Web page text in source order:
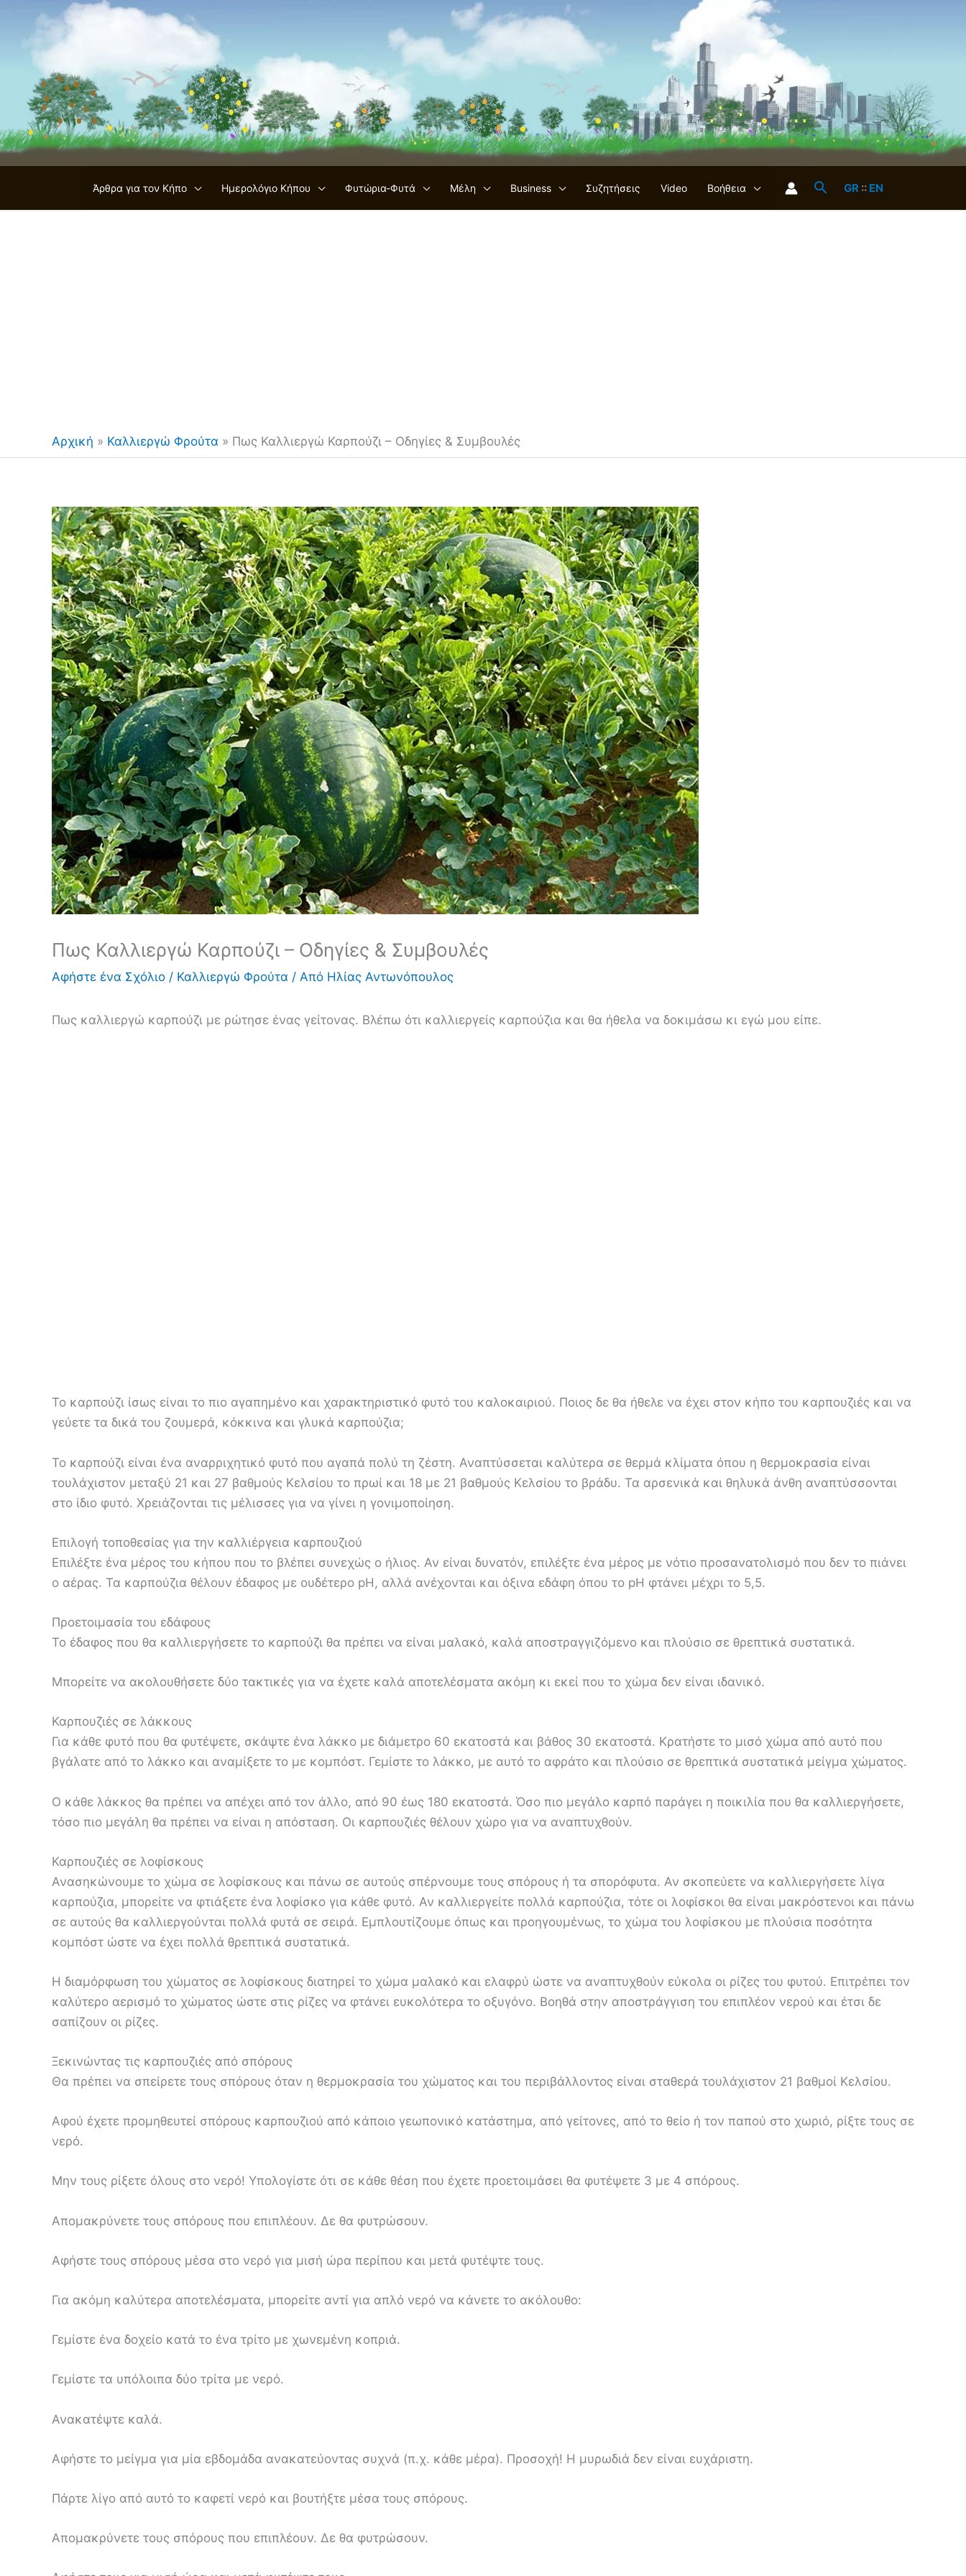
περιεχόμενο
Άρθρα για τον Κήπο Ημερολόγιο Κήπου Φυτώρια-Φυτά Μέλη Business Συζητήσεις Video Βοήθεια GR :: EN
Αρχική » Καλλιεργώ Φρούτα » Πως Καλλιεργώ Καρπούζι – Οδηγίες & Συμβουλές
Πως Καλλιεργώ Καρπούζι – Οδηγίες & Συμβουλές
Αφήστε ένα Σχόλιο / Καλλιεργώ Φρούτα / Από Ηλίας Αντωνόπουλος
Πως καλλιεργώ καρπούζι με ρώτησε ένας γείτονας. Βλέπω ότι καλλιεργείς καρπούζια και θα ήθελα να δοκιμάσω κι εγώ μου είπε.
Το καρπούζι ίσως είναι το πιο αγαπημένο και χαρακτηριστικό φυτό του καλοκαιριού. Ποιος δε θα ήθελε να έχει στον κήπο του καρπουζιές και να
γεύετε τα δικά του ζουμερά, κόκκινα και γλυκά καρπούζια;
Το καρπούζι είναι ένα αναρριχητικό φυτό που αγαπά πολύ τη ζέστη. Αναπτύσσεται καλύτερα σε θερμά κλίματα όπου η θερμοκρασία είναι
τουλάχιστον μεταξύ 21 και 27 βαθμούς Κελσίου το πρωί και 18 με 21 βαθμούς Κελσίου το βράδυ. Τα αρσενικά και θηλυκά άνθη αναπτύσσονται
στο ίδιο φυτό. Χρειάζονται τις μέλισσες για να γίνει η γονιμοποίηση.
Επιλογή τοποθεσίας για την καλλιέργεια καρπουζιού
Επιλέξτε ένα μέρος του κήπου που το βλέπει συνεχώς ο ήλιος. Αν είναι δυνατόν, επιλέξτε ένα μέρος με νότιο προσανατολισμό που δεν το πιάνει
ο αέρας. Τα καρπούζια θέλουν έδαφος με ουδέτερο pH, αλλά ανέχονται και όξινα εδάφη όπου το pH φτάνει μέχρι το 5,5.
Προετοιμασία του εδάφους
Το έδαφος που θα καλλιεργήσετε το καρπούζι θα πρέπει να είναι μαλακό, καλά αποστραγγιζόμενο και πλούσιο σε θρεπτικά συστατικά.
Μπορείτε να ακολουθήσετε δύο τακτικές για να έχετε καλά αποτελέσματα ακόμη κι εκεί που το χώμα δεν είναι ιδανικό.
Καρπουζιές σε λάκκους
Για κάθε φυτό που θα φυτέψετε, σκάψτε ένα λάκκο με διάμετρο 60 εκατοστά και βάθος 30 εκατοστά. Κρατήστε το μισό χώμα από αυτό που
βγάλατε από το λάκκο και αναμίξετε το με κομπόστ. Γεμίστε το λάκκο, με αυτό το αφράτο και πλούσιο σε θρεπτικά συστατικά μείγμα χώματος.
Ο κάθε λάκκος θα πρέπει να απέχει από τον άλλο, από 90 έως 180 εκατοστά. Όσο πιο μεγάλο καρπό παράγει η ποικιλία που θα καλλιεργήσετε,
τόσο πιο μεγάλη θα πρέπει να είναι η απόσταση. Οι καρπουζιές θέλουν χώρο για να αναπτυχθούν.
Καρπουζιές σε λοφίσκους
Ανασηκώνουμε το χώμα σε λοφίσκους και πάνω σε αυτούς σπέρνουμε τους σπόρους ή τα σπορόφυτα. Αν σκοπεύετε να καλλιεργήσετε λίγα
καρπούζια, μπορείτε να φτιάξετε ένα λοφίσκο για κάθε φυτό. Αν καλλιεργείτε πολλά καρπούζια, τότε οι λοφίσκοι θα είναι μακρόστενοι και πάνω
σε αυτούς θα καλλιεργούνται πολλά φυτά σε σειρά. Εμπλουτίζουμε όπως και προηγουμένως, το χώμα του λοφίσκου με πλούσια ποσότητα
κομπόστ ώστε να έχει πολλά θρεπτικά συστατικά.
Η διαμόρφωση του χώματος σε λοφίσκους διατηρεί το χώμα μαλακό και ελαφρύ ώστε να αναπτυχθούν εύκολα οι ρίζες του φυτού. Επιτρέπει τον
καλύτερο αερισμό το χώματος ώστε στις ρίζες να φτάνει ευκολότερα το οξυγόνο. Βοηθά στην αποστράγγιση του επιπλέον νερού και έτσι δε
σαπίζουν οι ρίζες.
Ξεκινώντας τις καρπουζιές από σπόρους
Θα πρέπει να σπείρετε τους σπόρους όταν η θερμοκρασία του χώματος και του περιβάλλοντος είναι σταθερά τουλάχιστον 21 βαθμοί Κελσίου.
Αφού έχετε προμηθευτεί σπόρους καρπουζιού από κάποιο γεωπονικό κατάστημα, από γείτονες, από το θείο ή τον παπού στο χωριό, ρίξτε τους σε
νερό.
Μην τους ρίξετε όλους στο νερό! Υπολογίστε ότι σε κάθε θέση που έχετε προετοιμάσει θα φυτέψετε 3 με 4 σπόρους.
Απομακρύνετε τους σπόρους που επιπλέουν. Δε θα φυτρώσουν.
Αφήστε τους σπόρους μέσα στο νερό για μισή ώρα περίπου και μετά φυτέψτε τους.
Για ακόμη καλύτερα αποτελέσματα, μπορείτε αντί για απλό νερό να κάνετε το ακόλουθο:
Γεμίστε ένα δοχείο κατά το ένα τρίτο με χωνεμένη κοπριά.
Γεμίστε τα υπόλοιπα δύο τρίτα με νερό.
Ανακατέψτε καλά.
Αφήστε το μείγμα για μία εβδομάδα ανακατεύοντας συχνά (π.χ. κάθε μέρα). Προσοχή! Η μυρωδιά δεν είναι ευχάριστη.
Πάρτε λίγο από αυτό το καφετί νερό και βουτήξτε μέσα τους σπόρους.
Απομακρύνετε τους σπόρους που επιπλέουν. Δε θα φυτρώσουν.